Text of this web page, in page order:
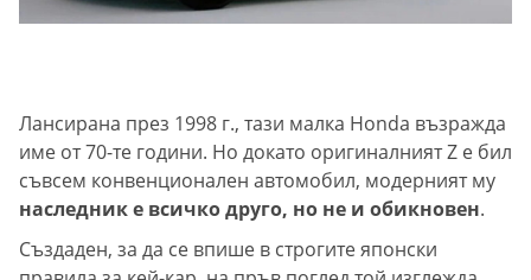
Лансирана през 1998 г., тази малка Honda възражда
име от 70-те години. Но докато оригиналният Z е бил
съвсем конвенционален автомобил, модерният му
наследник е всичко друго, но не и обикновен.
Създаден, за да се впише в строгите японски